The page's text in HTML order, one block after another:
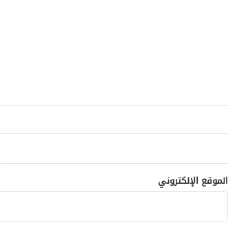
الموقع الإلكتروني